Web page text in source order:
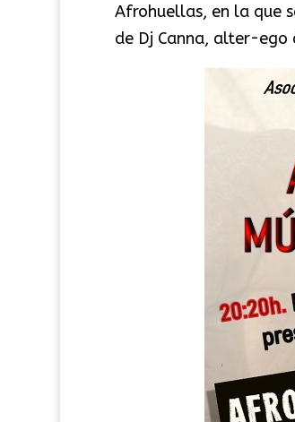
Afrohuellas, en la que
de Dj Canna, alter-